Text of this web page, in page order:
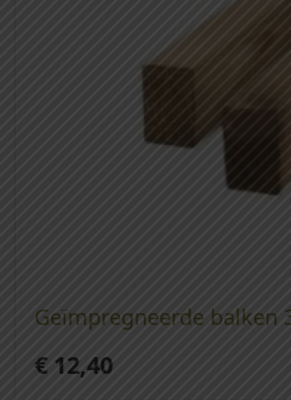
Geïmpregneerde balken
€ 12,40